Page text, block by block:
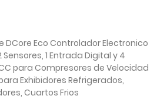
DCore Eco Controlador Electronico
Sensores, 1 Entrada Digital y 4
para Compresores de Velocidad
Exhibidores Refrigerados,
Cuartos Frios